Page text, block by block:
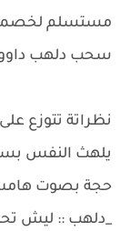
مستسلم لخصمة
سحب دلهب
نظراتة تتوزع
يلهث النفس
حجة بصوت
_دلهب :: ليش